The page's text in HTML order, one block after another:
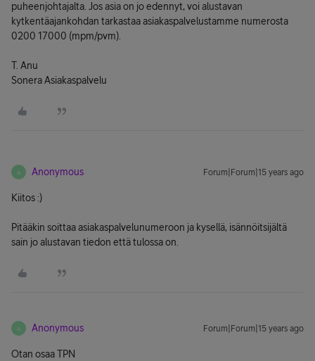
puheenjohtajalta. Jos asia on jo edennyt, voi alustavan
kytkentäajankohdan tarkastaa asiakaspalvelustamme numerosta
0200 17000 (mpm/pvm).
T. Anu
Sonera Asiakaspalvelu
A Anonymous Forum|Forum|15 years ago
Kiitos :)
Pitääkin soittaa asiakaspalvelunumeroon ja kysellä, isännöitsijältä
sain jo alustavan tiedon että tulossa on.
A Anonymous Forum|Forum|15 years ago
Otan osaa TPN